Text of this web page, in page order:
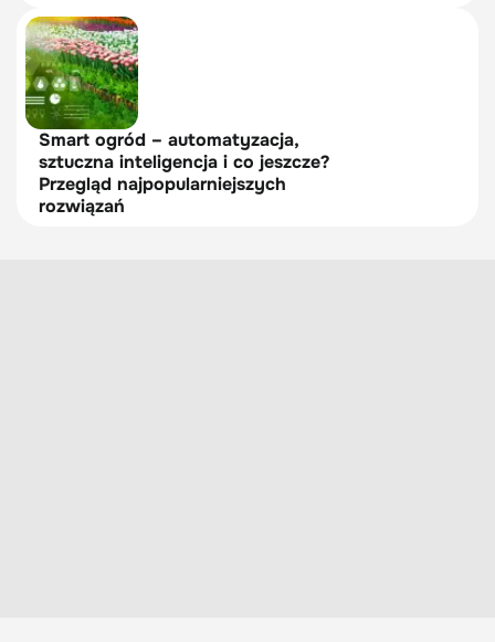
Smart ogród – automatyzacja,
sztuczna inteligencja i co jeszcze?
Przegląd najpopularniejszych
rozwiązań